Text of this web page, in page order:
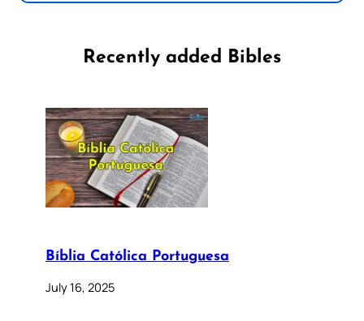
Recently added Bibles
Bíblia Católica Portuguesa
July 16, 2025